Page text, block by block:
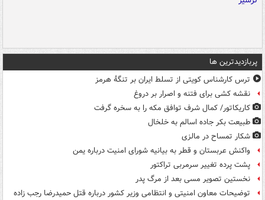
پربازدیدترین ها
ترس کارشناس کویتی از تسلط ایران بر تنگۀ هرمز
نقشه کشی برای فتنه و اصرار بر دروغ
کاریکاتور/ کمال شرف توافق مکه را به سخره گرفت
طبیعت بکر جاده اسالم به خلخال
شکار تمساح در مالزی
واکنش عربستان و قطر به بیانیه شورای امنیت درباره یمن
پشت پرده تغییر سرمربی تراکتور
نخستین تصویر مسی بعد از مرگ پدر
توضیحات معاون امنیتی و انتظامی وزیر کشور درباره قتل حمیدرضا رجب زاده